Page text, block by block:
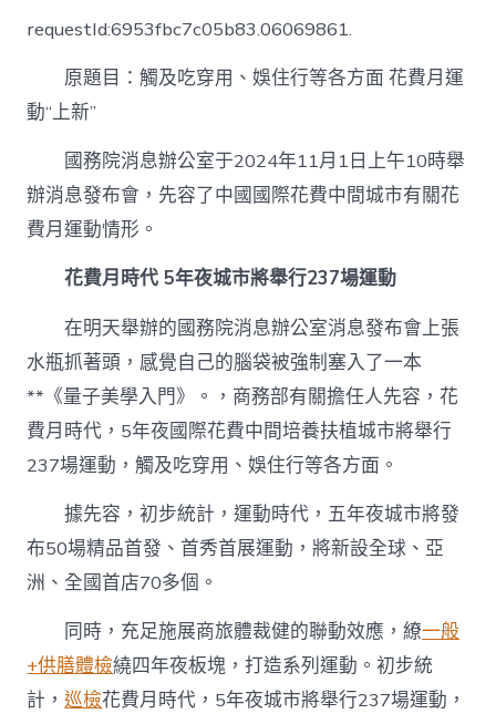
用、
娛
等
各
方
費
月
動
“上
新”〉
中
requestId:6953fbc7c05b83.06069861.
原題目：觸及吃穿用、娛住行等各方面 花費月運
動“上新”
國務院消息辦公室于2024年11月1日上午10時舉
辦消息發布會，先容了中國國際花費中間城市有關花
費月運動情形。
花費月時代 5年夜城市將舉行237場運動
在明天舉辦的國務院消息辦公室消息發布會上張
水瓶抓著頭，感覺自己的腦袋被強制塞入了一本
**《量子美學入門》。，商務部有關擔任人先容，花
費月時代，5年夜國際花費中間培養扶植城市將舉行
237場運動，觸及吃穿用、娛住行等各方面。
據先容，初步統計，運動時代，五年夜城市將發
布50場精品首發、首秀首展運動，將新設全球、亞
洲、全國首店70多個。
同時，充足施展商旅體裁健的聯動效應，繚一般
+供膳體檢繞四年夜板塊，打造系列運動。初步統
計，巡檢花費月時代，5年夜城市將舉行237場運動，